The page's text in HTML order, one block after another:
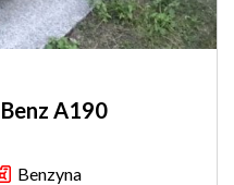
A190
Benzyna